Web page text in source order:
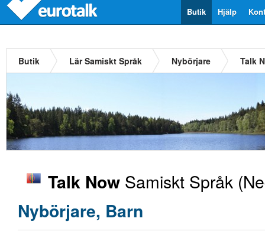
Hjälp
Butik
Butik Lär Samiskt Språk Nybörjare Talk
Talk Now Samiskt Språk
Nybörjare, Barn